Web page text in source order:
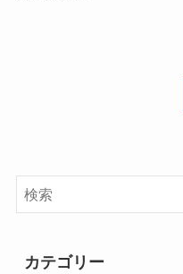
カテゴリー